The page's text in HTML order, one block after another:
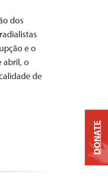
dos
e o
abril, o
de
DONATE